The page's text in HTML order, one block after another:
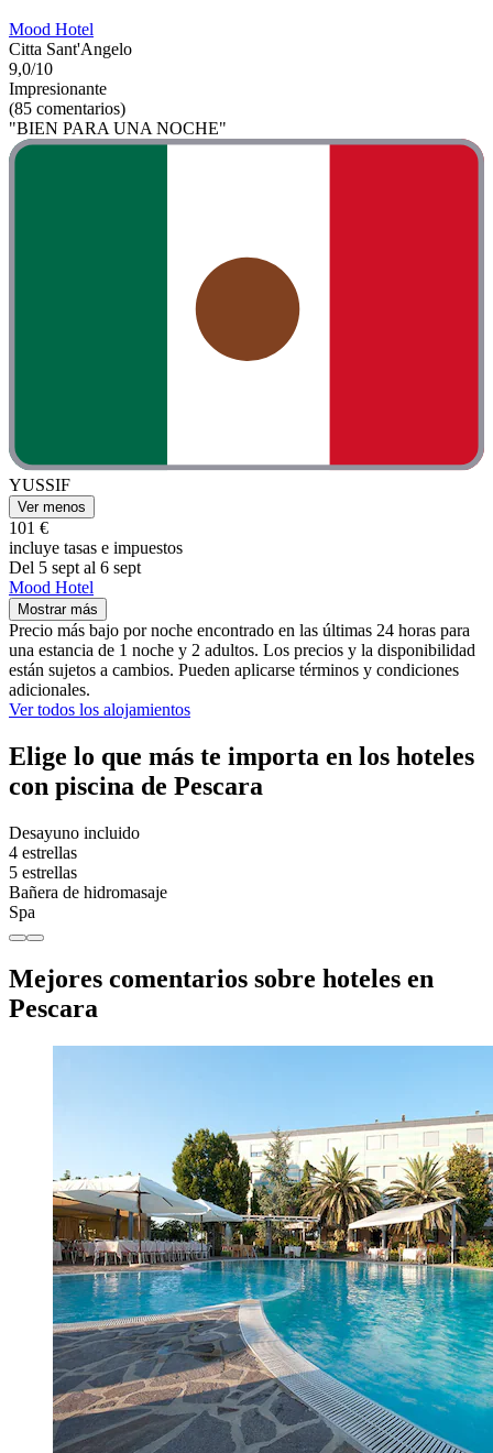
Mood Hotel
Citta Sant'Angelo
9,0/10
Impresionante
(85 comentarios)
"BIEN PARA UNA NOCHE"
YUSSIF
Ver menos
101 €
incluye tasas e impuestos
Del 5 sept al 6 sept
Mood Hotel
Mostrar más
Precio más bajo por noche encontrado en las últimas 24 horas para
una estancia de 1 noche y 2 adultos. Los precios y la disponibilidad
están sujetos a cambios. Pueden aplicarse términos y condiciones
adicionales.
Ver todos los alojamientos
Elige lo que más te importa en los hoteles
con piscina de Pescara
Desayuno incluido
4 estrellas
5 estrellas
Bañera de hidromasaje
Spa
Mejores comentarios sobre hoteles en
Pescara